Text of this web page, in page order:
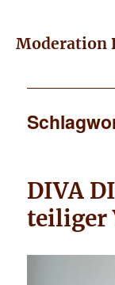
Moderation
DIVA
teiliger